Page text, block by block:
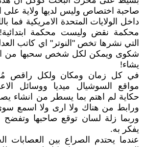
صاحبة اختصاص وليس لديها ولاية
داخل الولايات المتحدة الامريكية فما
محكمة نقض وليست محكمة ابتدائية!
التي نشرها تخص "النوتر" اي كاتب
شكوى ويمكن لكل شخص سحبها من
يشاء!
في كل زمان ومكان ولكل راقص
مواقع السوشيال ميديا ووسائل
حكاية لم اهتم بما يسطر من انشاء
ورابط من هناك ولا ارى ولا اسمع سوى
وربما زلة لسان توقع صاحبها وتفضح
يفكر به.
عندما يحتدم الصراع بين العصابات